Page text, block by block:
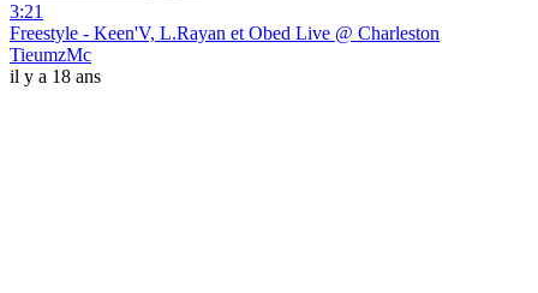
3:21
Freestyle - Keen'V, L.Rayan et Obed Live @ Charleston
TieumzMc
il y a 18 ans